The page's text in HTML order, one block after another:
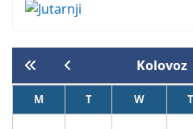
Kolovoz
M T W T